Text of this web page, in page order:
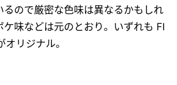
るので厳密な色味は異なるかもしれ
ケ味などは元のとおり。いずれも FI
リジナル。